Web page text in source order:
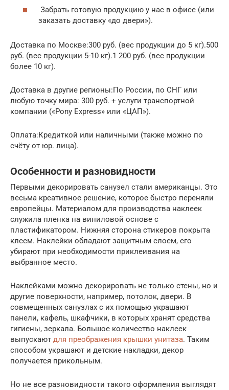
Забрать готовую продукцию у нас в офисе (или
заказать доставку «до двери»).
Доставка по Москве:300 руб. (вес продукции до 5 кг).500
руб. (вес продукции 5-10 кг).1 200 руб. (вес продукции
более 10 кг).
Доставка в другие регионы:По России, по СНГ или
любую точку мира: 300 руб. + услуги транспортной
компании («Pony Express» или «ЦАП»).
Оплата:Кредиткой или наличными (также можно по
счёту от юр. лица).
Особенности и разновидности
Первыми декорировать санузел стали американцы. Это
весьма креативное решение, которое быстро переняли
европейцы. Материалом для производства наклеек
служила пленка на виниловой основе с
пластификатором. Нижняя сторона стикеров покрыта
клеем. Наклейки обладают защитным слоем, его
убирают при необходимости приклеивания на
выбранное место.
Наклейками можно декорировать не только стены, но и
другие поверхности, например, потолок, двери. В
совмещенных санузлах с их помощью украшают
панели, кафель, шкафчики, в которых хранят средства
гигиены, зеркала. Большое количество наклеек
выпускают для преображения крышки унитаза. Таким
способом украшают и детские накладки, декор
получается прикольным.
Но не все разновидности такого оформления выглядят